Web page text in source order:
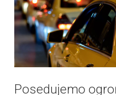
Posedujemo